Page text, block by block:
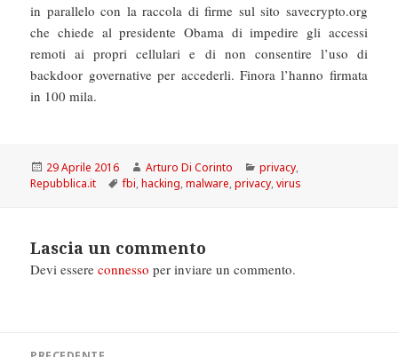
in parallelo con la raccola di firme sul sito savecrypto.org
che chiede al presidente Obama di impedire gli accessi
remoti ai propri cellulari e di non consentire l’uso di
backdoor governative per accederli. Finora l’hanno firmata
in 100 mila.
Scritto
il
29 Aprile 2016 Autore
Arturo Di Corinto Categorie
privacy,
Repubblica.it
Tag
fbi,hacking,malware,privacy,virus
Lascia un commento
Devi essereconnesso per inviare un commento.